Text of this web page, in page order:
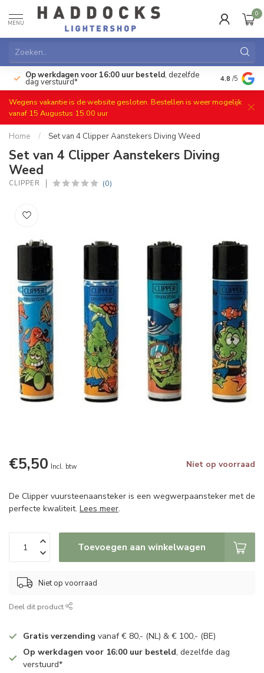
MENU
0
Op werkdagen voor 16:00 uur besteld, dezelfde
dag verstuurd* Gratis
4.8 /5
Wegens vakantie is de website gesloten. Bestellen is weer mogelijk
vanaf 15 Augustus 15.00 uur
Home / Set van 4 Clipper Aanstekers Diving Weed
Set van 4 Clipper Aanstekers Diving
Weed
CLIPPER (0)
€5,50 Incl. btw Niet op voorraad
De Clipper vuursteenaansteker is een wegwerpaansteker met de
perfecte kwaliteit. Lees meer.
Toevoegen aan winkelwagen
Niet op voorraad
Deel dit product
Gratis verzending vanaf € 80,- (NL) & € 100,- (BE)
Op werkdagen voor 16:00 uur besteld, dezelfde dag
verstuurd*